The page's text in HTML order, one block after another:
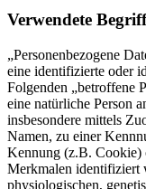
Verwendete
„Personenbezogene
eine identifizierte oder
Folgenden „betroffene
eine natürliche Person
insbesondere mittels
Namen, zu einer
Kennung (z.B. Cookie)
Merkmalen identifiziert
physiologischen,